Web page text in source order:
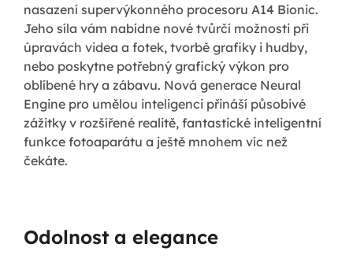
nasazení supervýkonného procesoru A14 Bionic.
Jeho síla vám nabídne nové tvůrčí možnosti při
úpravách videa a fotek, tvorbě grafiky i hudby,
nebo poskytne potřebný grafický výkon pro
oblíbené hry a zábavu. Nová generace Neural
Engine pro umělou inteligenci přináší působivé
zážitky v rozšířené realitě, fantastické inteligentní
funkce fotoaparátu a ještě mnohem víc než
čekáte.
Odolnost a elegance